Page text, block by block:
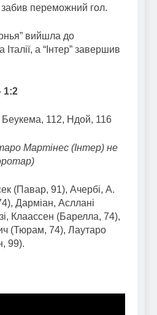
переможний гол.
вийшла до
а “Інтер” завершив
1:2
Беукема, 112, Ндой, 116
Мартінес (Інтер) не
(Павар, 91), Ачербі, А.
Дарміан, Асллані
Клаассен (Барелла, 74),
(Тюрам, 74), Лаутаро
99).